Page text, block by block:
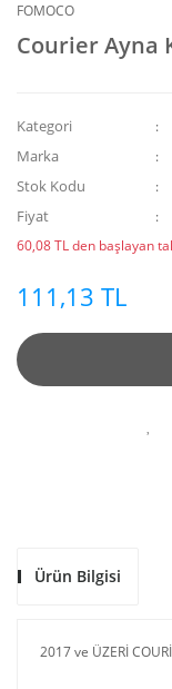
FOMOCO
Courier Ayna
Kategori
Marka
Stok Kodu
Fiyat
60,08 TL den başlayan
111,13 TL
Ürün Bilgisi
2017 ve ÜZERİ